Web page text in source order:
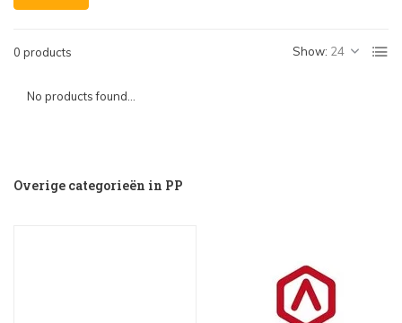
0 products Show:
No products found...
Overige categorieën in PP